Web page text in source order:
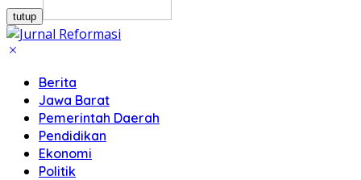
tutup
Berita
Jawa Barat
Pemerintah Daerah
Pendidikan
Ekonomi
Politik